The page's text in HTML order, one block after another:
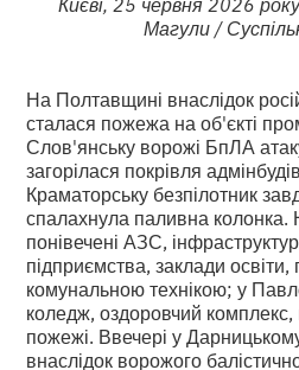
Магули /
На Полтавщині внаслідок
сталася пожежа на об'єкті
Слов'янську ворожі БпЛА
загорілася покрівля
Краматорську безпілотник
спалахнула паливна колонка.
понівечені АЗС,
підприємства, заклади освіти,
комунальною технікою; у
коледж, оздоровчий комплекс,
пожежі. Ввечері у
внаслідок ворожого